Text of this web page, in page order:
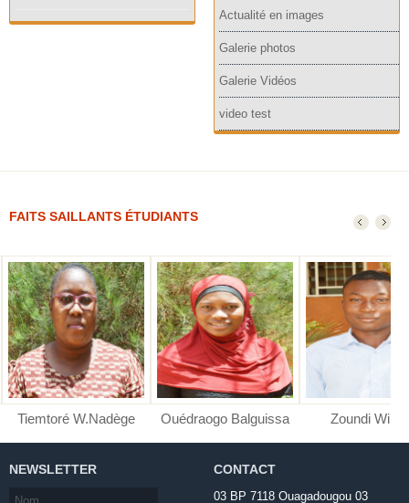
Actualité en images
Galerie photos
Galerie Vidéos
video test
FAITS SAILLANTS ÉTUDIANTS
Tiemtoré W.Nadège Ouédraogo Balguissa Zoundi
NEWSLETTER CONTACT
03 BP 7118 Ouagadougou 03